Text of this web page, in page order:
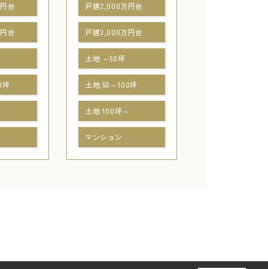
台
台
坪
戸建2,000万円台
戸建3,000万円台
土地 ～50坪
土地 50～100坪
土地 100坪～
マンション